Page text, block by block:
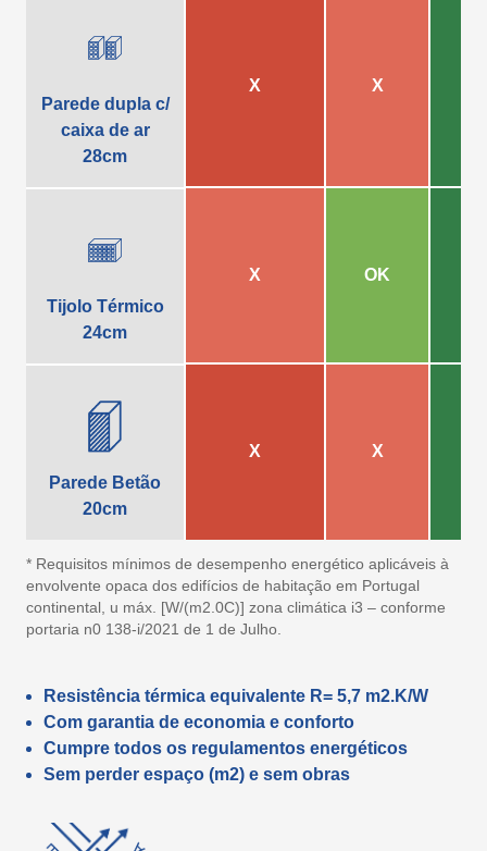
Parede dupla c/
caixa de ar
28cm
X X
Tijolo Térmico
24cm
X OK
Parede Betão
20cm
X X
* Requisitos mínimos de desempenho energético aplicáveis à
envolvente opaca dos edifícios de habitação em Portugal
continental, u máx. [W/(m2.0C)] zona climática i3 – conforme
portaria n0 138-i/2021 de 1 de Julho.
Resistência térmica equivalente R= 5,7 m2.K/W
Com garantia de economia e conforto
Cumpre todos os regulamentos energéticos
Sem perder espaço (m2) e sem obras